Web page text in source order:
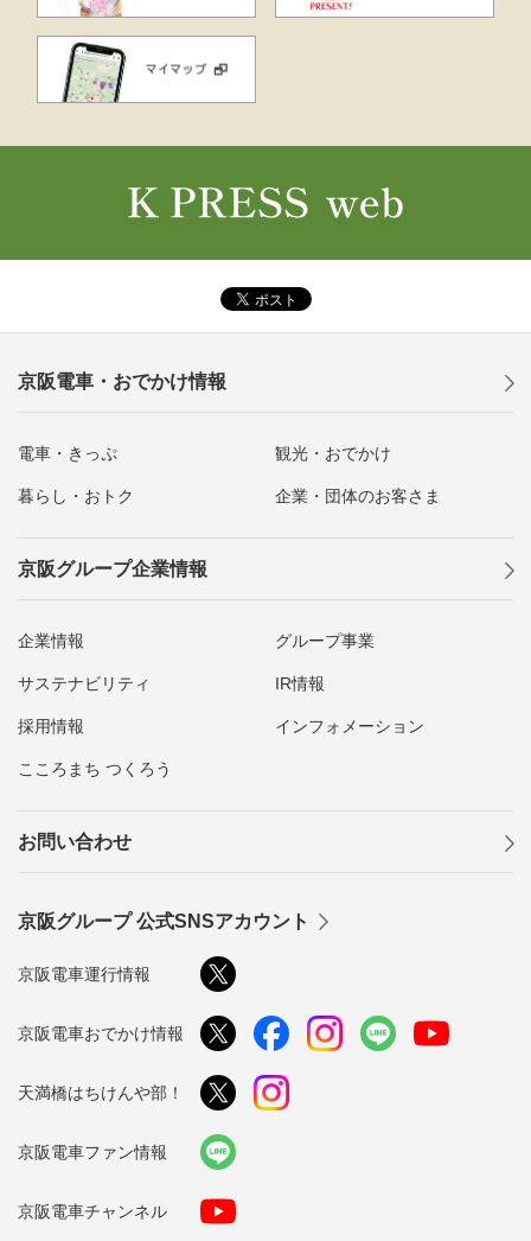
京阪電車・おでかけ情報
電車・きっぷ 観光・おでかけ
暮らし・おトク 企業・団体のお客さま
京阪グループ企業情報
企業情報 グループ事業
サステナビリティ IR情報
採用情報 インフォメーション
こころまち つくろう
お問い合わせ
京阪グループ 公式SNSアカウント
京阪電車運行情報
京阪電車おでかけ情報
天満橋はちけんや部！
京阪電車ファン情報
京阪電車チャンネル